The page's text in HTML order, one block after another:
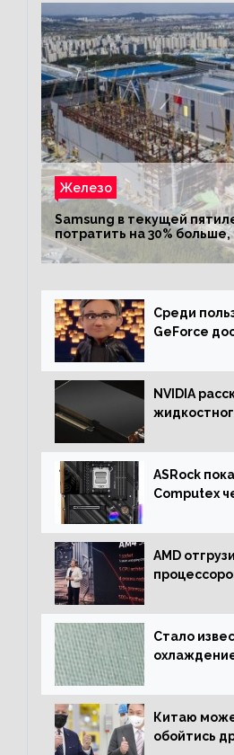
Железо
Samsung в текущей
потратить на 30%
Среди
GeForce
NVIDIA
ASRock
Computex
включая
AMD
Стало
процессора
ГГц
Китаю
обойтись